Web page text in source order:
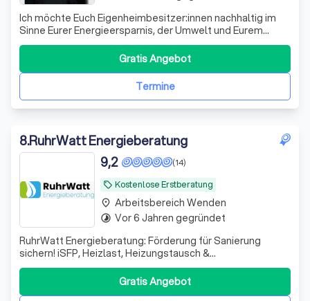
Ich möchte Euch Eigenheimbesitzer:innen nachhaltig im
Sinne Eurer Energieersparnis, der Umwelt und Eurem
Portemonnaie auf dem Weg von Eurem Altbaustandart zu
Eurem Effizienzhaus beraten und begleiten.
Termine
Gratis Angebot
8.RuhrWatt Energieberatung
local_offer Kostenlose Erstberatung
(14)
9,2
RuhrWatt Energieberatung: Förderung für Sanierung
sichern! iSFP, Heizlast, Heizungstausch &
Energieausweise – inkl. BAFA & KfW. Effizient &
förderoptimiert. Jetzt anfragen und kein Geld
verschenken!
Gratis Angebot
place Arbeitsbereich Wenden
timelapse Vor 6 Jahren gegründet